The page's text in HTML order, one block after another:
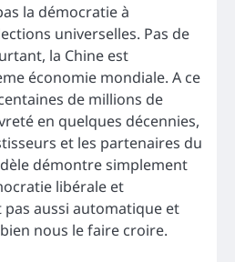
la démocratie à
universelles. Pas de
la Chine est
économie mondiale. A ce
de millions de
en quelques décennies,
et les partenaires du
démontre simplement
libérale et
pas aussi automatique et
nous le faire croire.